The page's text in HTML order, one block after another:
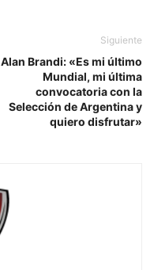
Siguiente
Alan Brandi: «Es mi último
Mundial, mi última
convocatoria con la
Selección de Argentina y
quiero disfrutar»